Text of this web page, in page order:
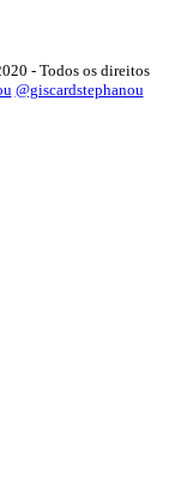
- Todos os direitos
@giscardstephanou